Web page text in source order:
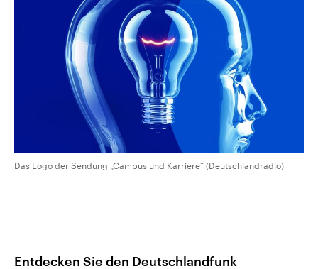
CDU, SPD und FDP regiert.-
Umfragen, Prognosen,
Wahlprogramme, aktuelle Berichte
und Hintergründe zu den Parteien
und Kandidaten der anstehenden
aktuelle Weltgeschehen.
Sendungen Programm Podcasts
Audio-Archiv
Das Logo der Sendung „Campus und Karriere“ (Deutschlandradio)
Entdecken Sie den Deutschlandfunk